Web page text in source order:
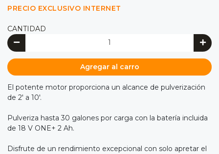
PRECIO EXCLUSIVO INTERNET
CANTIDAD
Agregar al carro
El potente motor proporciona un alcance de pulverización
de 2' a 10'.
Pulveriza hasta 30 galones por carga con la batería incluida
de 18 V ONE+ 2 Ah.
Disfrute de un rendimiento excepcional con solo apretar el